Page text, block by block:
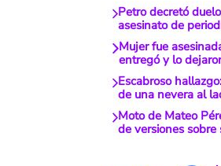
Petro decretó
asesinato de
Mujer fue
entregó y lo
Escabroso
de una nevera al
Moto de Mateo
de versiones sobre